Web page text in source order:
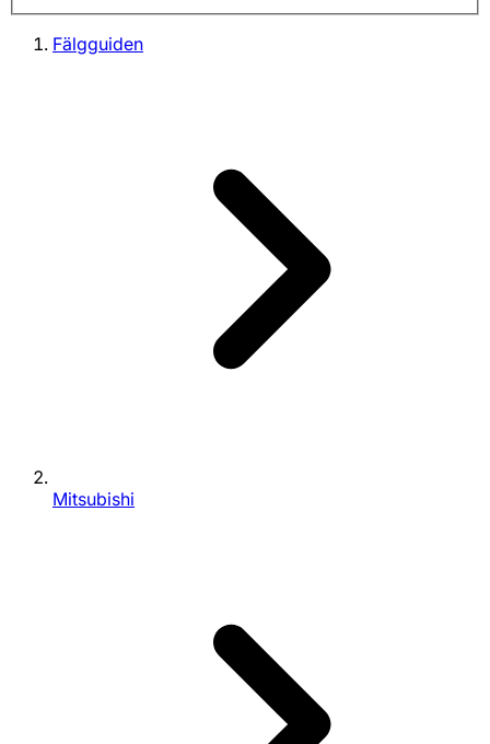
Fälgguiden
Mitsubishi